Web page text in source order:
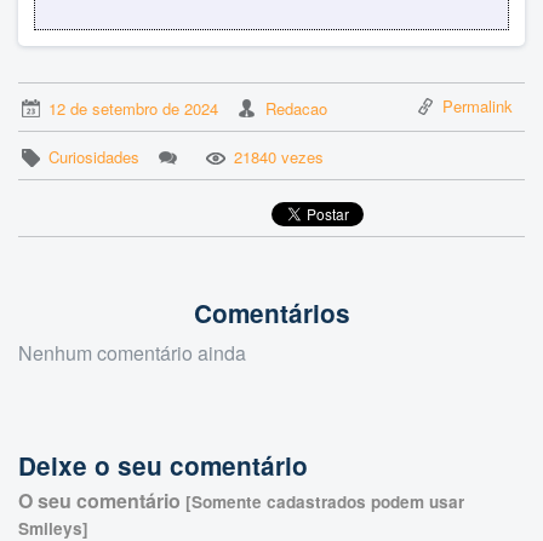
12 de setembro de 2024 Redacao Permalink
Curiosidades 21840 vezes
Comentários
Nenhum comentário ainda
Deixe o seu comentário
O seu comentário [Somente cadastrados podem usar
Smileys]